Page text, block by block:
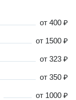
от 400 ₽
от 1500 ₽
от 323 ₽
от 350 ₽
от 1000 ₽